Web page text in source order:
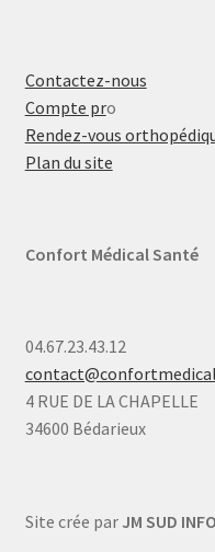
Contactez-nous
Compte pro
Rendez-vous
Plan du site
Confort Médical Santé
04.67.23.43.12
4 RUE DE LA CHAPELLE
34600 Bédarieux
Site crée par JM SUD